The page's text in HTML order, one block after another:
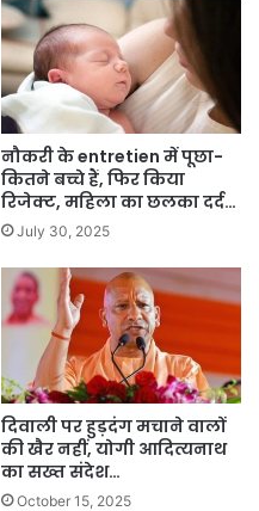
नौकरी के entretien में पूछा-
कितने बच्चे हैं, फिर किया
रिजेक्ट, महिला का छलका दर्द…
July 30, 2025
दिवाली पर हुड़दंग मचाने वालों
की खैर नहीं, योगी आदित्यनाथ
का सख्त संदेश…
October 15, 2025